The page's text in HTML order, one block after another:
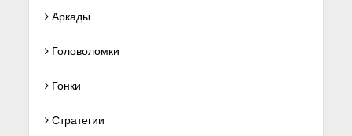
Аркады
Головоломки
Гонки
Стратегии